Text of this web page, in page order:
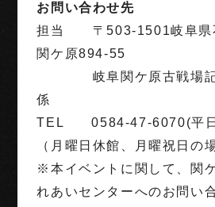
お問い合わせ先
担当 〒503-1501岐阜県
関ケ原894-55
岐阜関ケ原古戦場記
係
TEL 0584-47-6070(平日
（月曜日休館、月曜祝日の
※本イベントに関して、関
れあいセンターへのお問い